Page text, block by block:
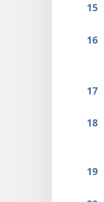
15
16
17
18
19